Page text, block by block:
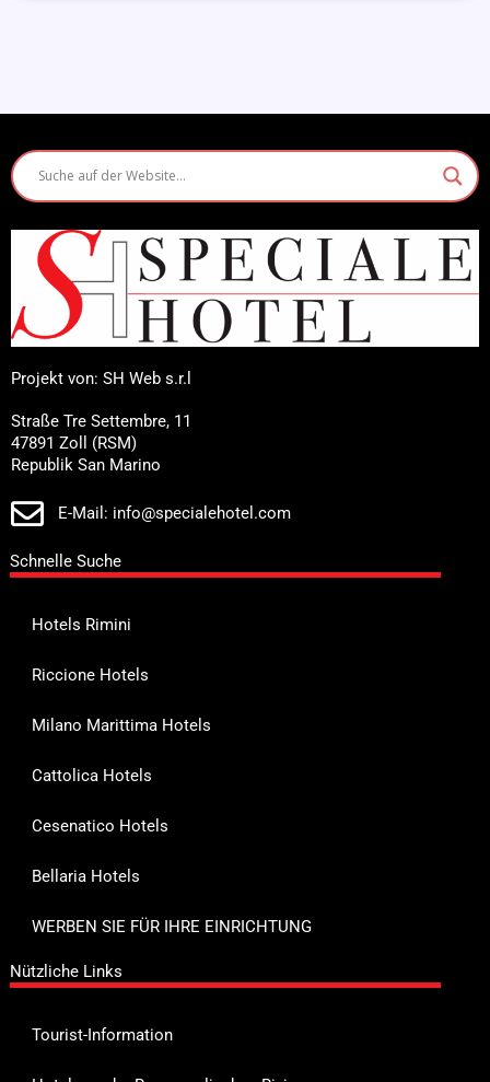
Projekt von: SH Web s.r.l
Straße Tre Settembre, 11
47891 Zoll (RSM)
Republik San Marino
E-Mail: info@specialehotel.com
Schnelle Suche
Hotels Rimini
Riccione Hotels
Milano Marittima Hotels
Cattolica Hotels
Cesenatico Hotels
Bellaria Hotels
WERBEN SIE FÜR IHRE EINRICHTUNG
Nützliche Links
Tourist-Information